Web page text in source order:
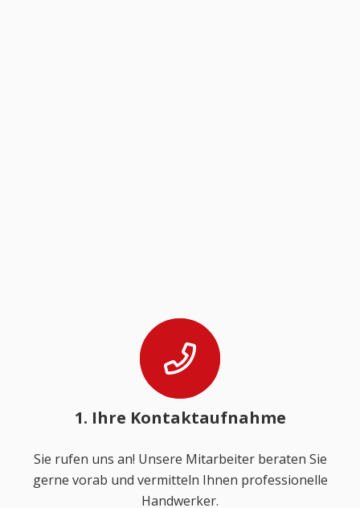
1. Ihre Kontaktaufnahme
Sie rufen uns an! Unsere Mitarbeiter beraten Sie
gerne vorab und vermitteln Ihnen professionelle
Handwerker.